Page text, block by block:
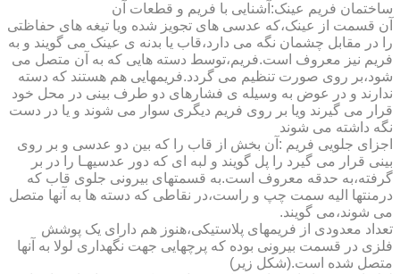
ساختمان فریم عینک:آشنایی با فریم و قطعات آن
آن قسمت از عینک،که عدسی های تجویز شده ویا تیغه های حفاظتی
را در مقابل چشمان نگه می دارد،قاب یا بدنه ی عینک می گویند و به
فریم نیز معروف است.فریم،توسط دسته هایی که به آن متصل می
شود،بر روی صورت تنظیم می گردد.فریمهایی هم هستند که دسته
ندارند و در عوض به وسیله ی فشارهای دو طرف بینی در محل خود
قرار می گیرند ویا بر روی فریم دیگری سوار می شوند و یا در دست
نگه داشته می شوند
اجزای جلویی فریم :آن بخش از قاب را که بین دو عدسی و بر روی
بینی قرار می گیرد را پل گویند و لبه ای که دور عدسیهـا را در بر
گرفته،به حدقه معروف است.به قسمتهای بیرونی جلوی قاب که
درمنتها الیه سمت چپ و راست،در نقاطی که دسته ها به آنها متصل
می شوند،می گویند.
تعداد معدودی از فریمهای پلاستیکی،هنوز هم دارای یک پوشش
فلزی در قسمت بیرونی بوده که پرچهایی جهت نگهداری لولا به آنها
متصل شده است.(شکل زیر)